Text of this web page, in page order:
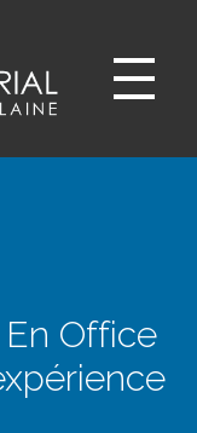
Office